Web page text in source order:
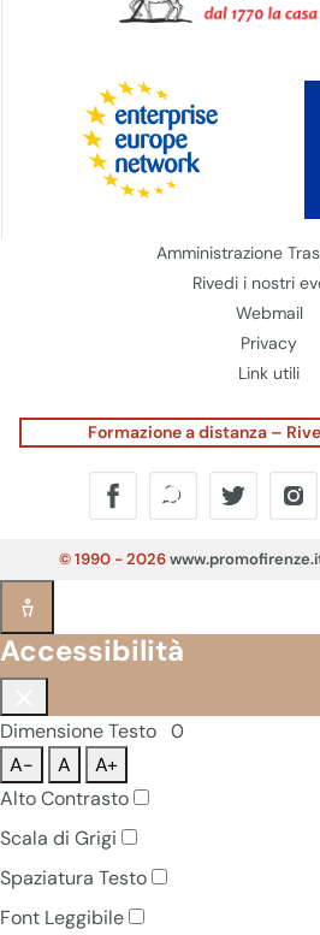
Amministrazione
Rivedi i nostri
Webmail
Privacy
Link utili
Formazione a distanza –
© 1990 - 2026
Accessibilità
Dimensione Testo 0
A-
A
A+
Alto Contrasto
Scala di Grigi
Spaziatura Testo
Font Leggibile